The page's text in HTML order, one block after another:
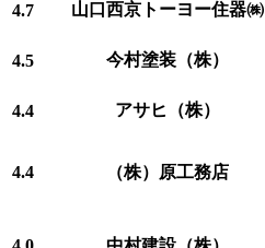
4.7 山口西京トーヨー住器㈱
4.5 今村塗装（株）
4.4 アサヒ（株）
4.4 （株）原工務店